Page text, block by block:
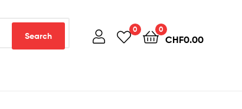
Search
0 0
CHF0.00